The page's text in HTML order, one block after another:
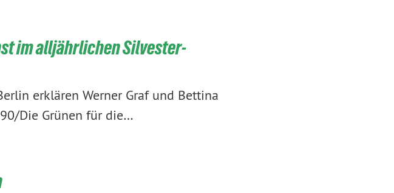
im alljährlichen Silvester-
erklären Werner Graf und Bettina
Die Grünen für die…